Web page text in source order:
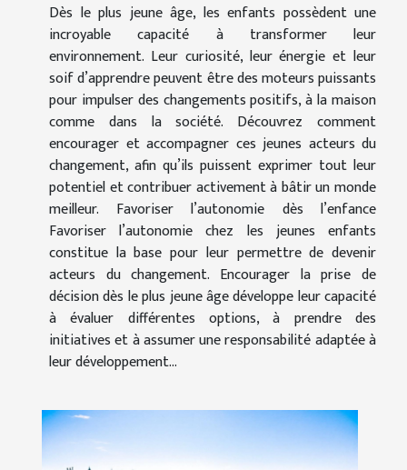
Dès le plus jeune âge, les enfants possèdent une
incroyable capacité à transformer leur
environnement. Leur curiosité, leur énergie et leur
soif d’apprendre peuvent être des moteurs puissants
pour impulser des changements positifs, à la maison
comme dans la société. Découvrez comment
encourager et accompagner ces jeunes acteurs du
changement, afin qu’ils puissent exprimer tout leur
potentiel et contribuer activement à bâtir un monde
meilleur. Favoriser l’autonomie dès l’enfance
Favoriser l’autonomie chez les jeunes enfants
constitue la base pour leur permettre de devenir
acteurs du changement. Encourager la prise de
décision dès le plus jeune âge développe leur capacité
à évaluer différentes options, à prendre des
initiatives et à assumer une responsabilité adaptée à
leur développement...